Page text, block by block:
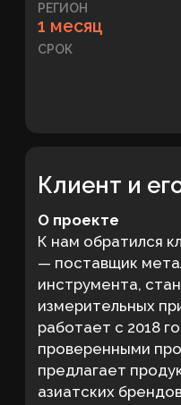
О проекте
К нам обратился клиент из
— поставщик
коммерческими
производства. Сильной
был сам ассортимент: в
востребованные позиции, а
нестандартные заказы
закрывала по
Но в поиске это
выражено не полностью.
эффективного
промышленного
требовалось усилить
и связать ее с реальным
спросом. Основной задачей
продвижение
инструмента через